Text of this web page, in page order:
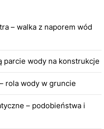
– walka z naporem wód
parcie wody na konstrukcje
rola wody w gruncie
– podobieństwa i